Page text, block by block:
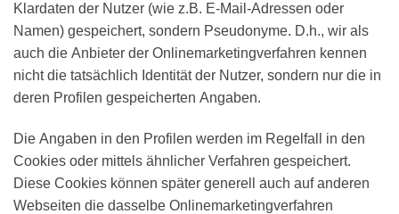
Klardaten der Nutzer (wie z.B. E-Mail-Adressen oder
Namen) gespeichert, sondern Pseudonyme. D.h., wir als
auch die Anbieter der Onlinemarketingverfahren kennen
nicht die tatsächlich Identität der Nutzer, sondern nur die in
deren Profilen gespeicherten Angaben.
Die Angaben in den Profilen werden im Regelfall in den
Cookies oder mittels ähnlicher Verfahren gespeichert.
Diese Cookies können später generell auch auf anderen
Webseiten die dasselbe Onlinemarketingverfahren